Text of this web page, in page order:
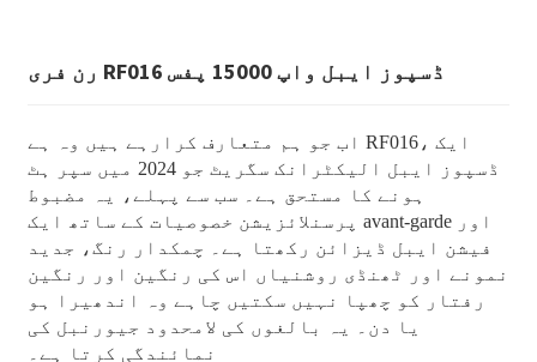
رن فری RF016 ڈسپوز ایبل واپ 15000 پفس
اب جو ہم متعارف کرارہے ہیں وہ ہے RF016، ایک
ڈسپوز ایبل الیکٹرانک سگریٹ جو 2024 میں سپر ہٹ
ہونے کا مستحق ہے۔ سب سے پہلے، یہ مضبوط
پرسنلائزیشن خصوصیات کے ساتھ ایک avant-garde اور
فیشن ایبل ڈیزائن رکھتا ہے۔ چمکدار رنگ، جدید
نمونے اور ٹھنڈی روشنیاں اس کی رنگین اور رنگین
رفتار کو چھپا نہیں سکتیں چاہے وہ اندھیرا ہو
یا دن۔ یہ بالغوں کی لامحدود جیورنبل کی
نمائندگی کرتا ہے۔